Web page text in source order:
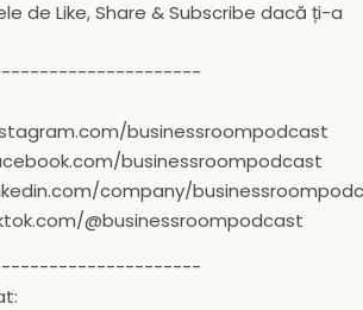
de Like, Share & Subscribe dacă ți-a
businessroompodcast
businessroompodcast
company/
@businessroompodcast